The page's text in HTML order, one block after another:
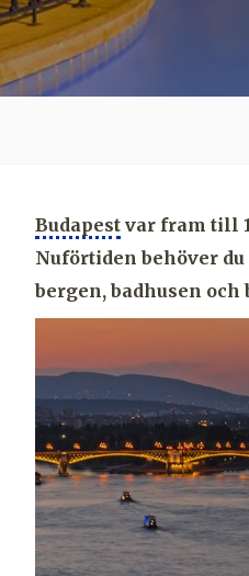
Budapest var fram till
Nuförtiden behöver
bergen, badhusen